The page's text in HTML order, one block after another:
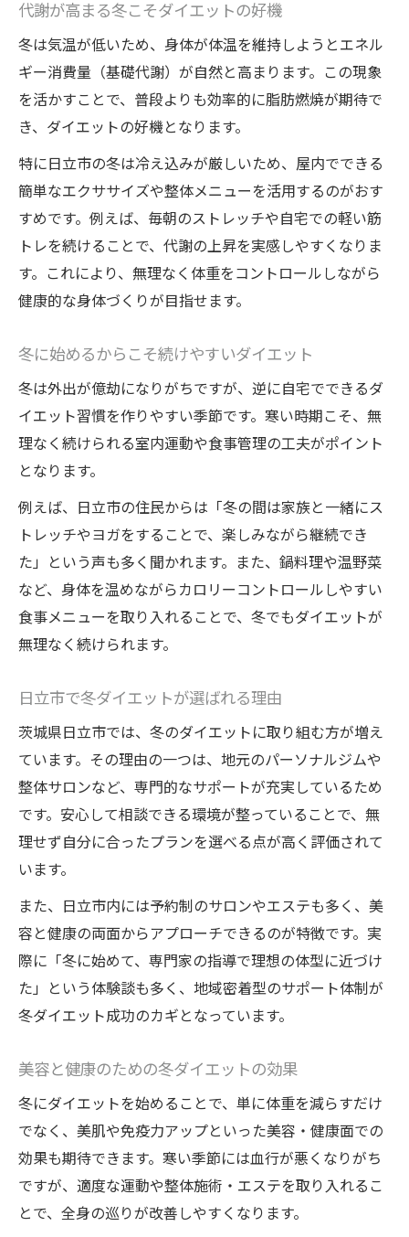
代謝が高まる冬こそダイエットの好機
冬は気温が低いため、身体が体温を維持しようとエネル
ギー消費量（基礎代謝）が自然と高まります。この現象
を活かすことで、普段よりも効率的に脂肪燃焼が期待で
き、ダイエットの好機となります。
特に日立市の冬は冷え込みが厳しいため、屋内でできる
簡単なエクササイズや整体メニューを活用するのがおす
すめです。例えば、毎朝のストレッチや自宅での軽い筋
トレを続けることで、代謝の上昇を実感しやすくなりま
す。これにより、無理なく体重をコントロールしながら
健康的な身体づくりが目指せます。
冬に始めるからこそ続けやすいダイエット
冬は外出が億劫になりがちですが、逆に自宅でできるダ
イエット習慣を作りやすい季節です。寒い時期こそ、無
理なく続けられる室内運動や食事管理の工夫がポイント
となります。
例えば、日立市の住民からは「冬の間は家族と一緒にス
トレッチやヨガをすることで、楽しみながら継続でき
た」という声も多く聞かれます。また、鍋料理や温野菜
など、身体を温めながらカロリーコントロールしやすい
食事メニューを取り入れることで、冬でもダイエットが
無理なく続けられます。
日立市で冬ダイエットが選ばれる理由
茨城県日立市では、冬のダイエットに取り組む方が増え
ています。その理由の一つは、地元のパーソナルジムや
整体サロンなど、専門的なサポートが充実しているため
です。安心して相談できる環境が整っていることで、無
理せず自分に合ったプランを選べる点が高く評価されて
います。
また、日立市内には予約制のサロンやエステも多く、美
容と健康の両面からアプローチできるのが特徴です。実
際に「冬に始めて、専門家の指導で理想の体型に近づけ
た」という体験談も多く、地域密着型のサポート体制が
冬ダイエット成功のカギとなっています。
美容と健康のための冬ダイエットの効果
冬にダイエットを始めることで、単に体重を減らすだけ
でなく、美肌や免疫力アップといった美容・健康面での
効果も期待できます。寒い季節には血行が悪くなりがち
ですが、適度な運動や整体施術・エステを取り入れるこ
とで、全身の巡りが改善しやすくなります。